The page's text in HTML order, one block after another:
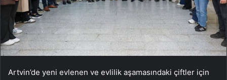
Artvin’de yeni evlenen ve evlilik aşamasındaki çiftler için